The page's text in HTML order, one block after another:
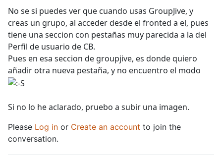
No se si puedes ver que cuando usas GroupJive, y
creas un grupo, al acceder desde el fronted a el, pues
tiene una seccion con pestañas muy parecida a la del
Perfil de usuario de CB.
Pues en esa seccion de groupjive, es donde quiero
añadir otra nueva pestaña, y no encuentro el modo
Si no lo he aclarado, pruebo a subir una imagen.
Please Log in or Create an account to join the
conversation.